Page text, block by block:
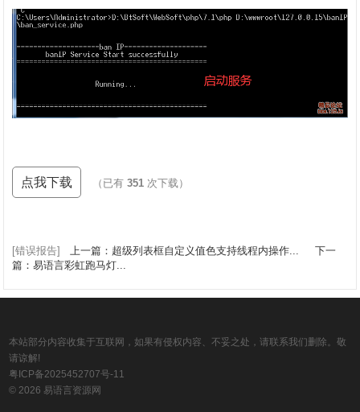
点我下载 （已有351 次下载）
[错误报告] 上一篇：超级列表框自定义值色支持线程内操作...
下一
篇：易语言彩虹跑马灯...
本站部分内容收集于互联网，如果有侵权内容、不妥之处，请联系我们删除。敬
请谅解!
粤ICP备2025452707号-11
© 2026 易语言资源网